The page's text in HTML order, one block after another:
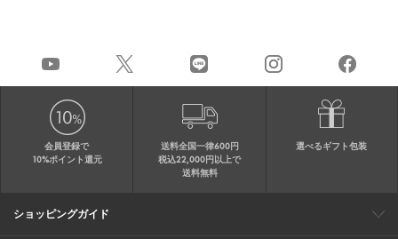
会員登録で
10%ポイント還元
送料全国一律600円
税込22,000円以上で
送料無料
選べるギフト包装
ショッピングガイド